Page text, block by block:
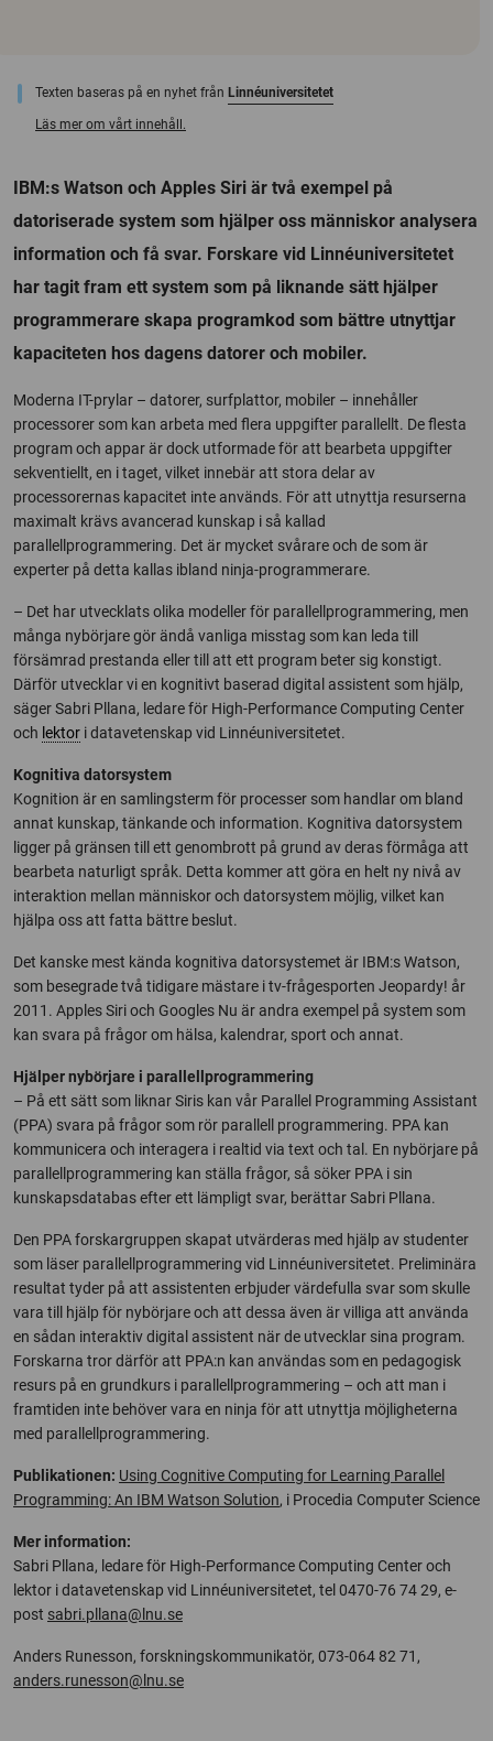
Texten baseras på en nyhet från Linnéuniversitetet
Läs mer om vårt innehåll.
IBM:s Watson och Apples Siri är två exempel på
datoriserade system som hjälper oss människor analysera
information och få svar. Forskare vid Linnéuniversitetet
har tagit fram ett system som på liknande sätt hjälper
programmerare skapa programkod som bättre utnyttjar
kapaciteten hos dagens datorer och mobiler.
Moderna IT-prylar – datorer, surfplattor, mobiler – innehåller
processorer som kan arbeta med flera uppgifter parallellt. De flesta
program och appar är dock utformade för att bearbeta uppgifter
sekventiellt, en i taget, vilket innebär att stora delar av
processorernas kapacitet inte används. För att utnyttja resurserna
maximalt krävs avancerad kunskap i så kallad
parallellprogrammering. Det är mycket svårare och de som är
experter på detta kallas ibland ninja-programmerare.
– Det har utvecklats olika modeller för parallellprogrammering, men
många nybörjare gör ändå vanliga misstag som kan leda till
försämrad prestanda eller till att ett program beter sig konstigt.
Därför utvecklar vi en kognitivt baserad digital assistent som hjälp,
säger Sabri Pllana, ledare för High-Performance Computing Center
och lektor i datavetenskap vid Linnéuniversitetet.
Kognitiva datorsystem
Kognition är en samlingsterm för processer som handlar om bland
annat kunskap, tänkande och information. Kognitiva datorsystem
ligger på gränsen till ett genombrott på grund av deras förmåga att
bearbeta naturligt språk. Detta kommer att göra en helt ny nivå av
interaktion mellan människor och datorsystem möjlig, vilket kan
hjälpa oss att fatta bättre beslut.
Det kanske mest kända kognitiva datorsystemet är IBM:s Watson,
som besegrade två tidigare mästare i tv-frågesporten Jeopardy! år
2011. Apples Siri och Googles Nu är andra exempel på system som
kan svara på frågor om hälsa, kalendrar, sport och annat.
Hjälper nybörjare i parallellprogrammering
– På ett sätt som liknar Siris kan vår Parallel Programming Assistant
(PPA) svara på frågor som rör parallell programmering. PPA kan
kommunicera och interagera i realtid via text och tal. En nybörjare på
parallellprogrammering kan ställa frågor, så söker PPA i sin
kunskapsdatabas efter ett lämpligt svar, berättar Sabri Pllana.
Den PPA forskargruppen skapat utvärderas med hjälp av studenter
som läser parallellprogrammering vid Linnéuniversitetet. Preliminära
resultat tyder på att assistenten erbjuder värdefulla svar som skulle
vara till hjälp för nybörjare och att dessa även är villiga att använda
en sådan interaktiv digital assistent när de utvecklar sina program.
Forskarna tror därför att PPA:n kan användas som en pedagogisk
resurs på en grundkurs i parallellprogrammering – och att man i
framtiden inte behöver vara en ninja för att utnyttja möjligheterna
med parallellprogrammering.
Publikationen: Using Cognitive Computing for Learning Parallel
Programming: An IBM Watson Solution, i Procedia Computer Science
Mer information:
Sabri Pllana, ledare för High-Performance Computing Center och
lektor i datavetenskap vid Linnéuniversitetet, tel 0470-76 74 29, e-
post sabri.pllana@lnu.se
Anders Runesson, forskningskommunikatör, 073-064 82 71,
anders.runesson@lnu.se